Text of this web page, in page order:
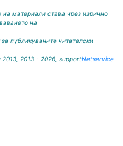
материали става чрез изрично
на
публикуваните читателски
2013, 2013 - 2026, supportNetservice